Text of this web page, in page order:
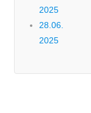
2025
28.06.
2025